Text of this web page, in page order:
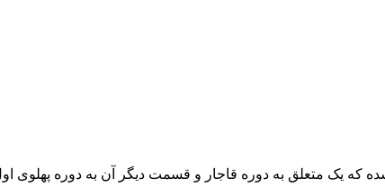
که یک متعلق به دوره قاجار و قسمت دیگر آن به دوره پهلوی